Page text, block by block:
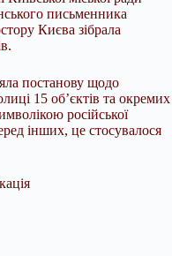
письменника
Києва зібрала
постанову щодо
15 об’єктів та окремих
російської
інших, це стосувалося